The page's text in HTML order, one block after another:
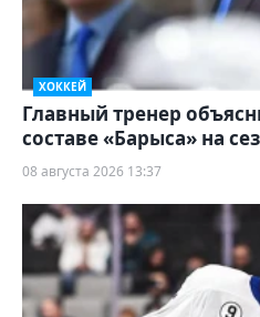
ХОККЕЙ
Главный тренер
составе «Барыса» на
08 августа 2026 13:37